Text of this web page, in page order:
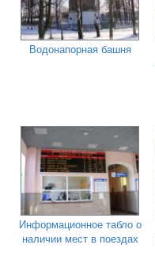
Водонапорная башня
Информационное табло о
наличии мест в поездах